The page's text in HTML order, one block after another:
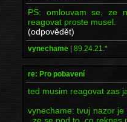
PS: omlouvam se, ze
reagovat proste musel.
(odpovědět)
vynechame | 89.24.21.*
re: Pro pobavení
ted musim reagovat zas
vynechame: tvuj nazor
, ze se pod to, co reknes